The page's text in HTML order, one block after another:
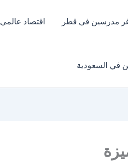
مدرسين في قطر اقتصاد عالمي
في السعودية